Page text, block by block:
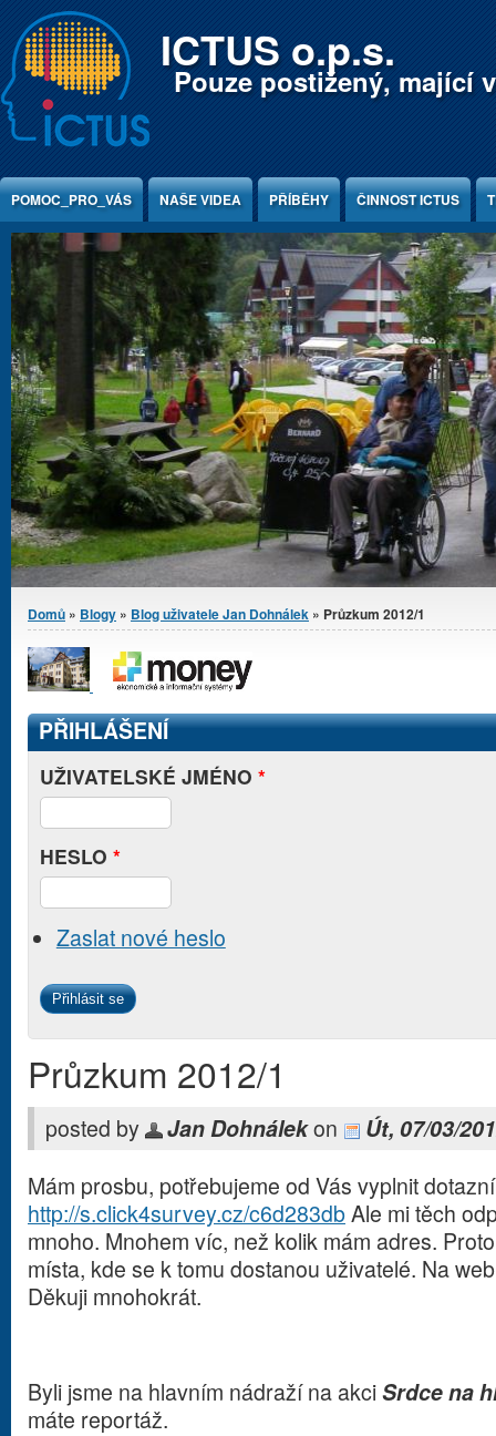
Jump to Content ICTUS o.p.s.
Pouze postižený, mající
POMOC_PRO_VÁS NAŠE VIDEA PŘÍBĚHY ČINNOST ICTUS
Jste zde
Domů » Blogy » Blog uživatele Jan Dohnálek » Průzkum 2012/1
PŘIHLÁŠENÍ
UŽIVATELSKÉ JMÉNO *
HESLO *
Zaslat nové heslo
Průzkum 2012/1
posted by Jan Dohnálekon
Út, 07/03/
Mám prosbu, potřebujeme od Vás vyplnit
http://s.click4survey.cz/c6d283dbAle mi těch
mnoho. Mnohem víc, než kolik mám adres.
místa, kde se k tomu dostanou uživatelé. Na
Děkuji mnohokrát.
Byli jsme na hlavním nádraží na akciSrdce na
máte reportáž.